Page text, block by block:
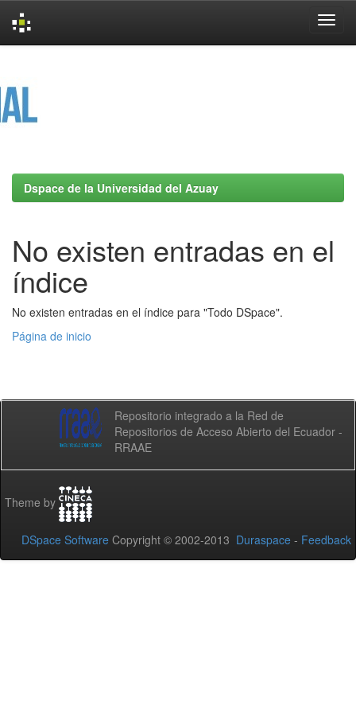
Dspace de la Universidad del Azuay
No existen entradas en el
índice
No existen entradas en el índice para "Todo DSpace".
Página de inicio
Repositorio integrado a la Red de
Repositorios de Acceso Abierto del Ecuador -
RRAAE
Theme by
DSpace Software Copyright © 2002-2013 Duraspace - Feedback